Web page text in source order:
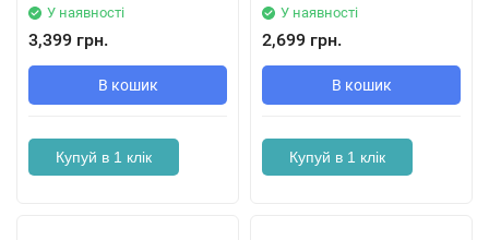
У наявності
3,399 грн.
В кошик
Купуй в 1 клік
У наявності
2,699 грн.
В кошик
Купуй в 1 клік